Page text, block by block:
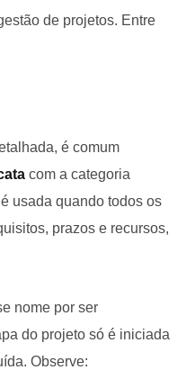
de projetos. Entre
é comum
com a categoria
usada quando todos os
prazos e recursos,
nome por ser
do projeto só é iniciada
Observe: